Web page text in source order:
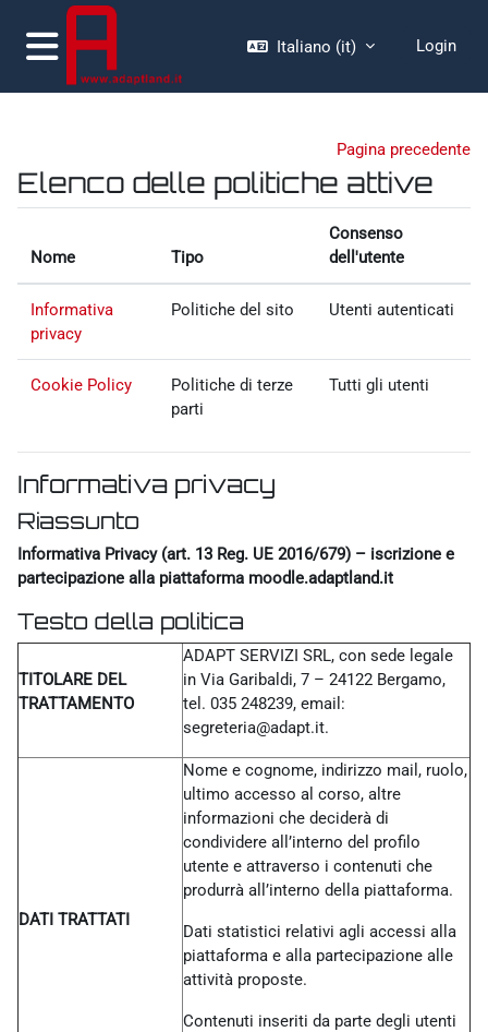
Vai al contenuto principale
Pannello laterale
Italiano ‎(it)‎ Login
Pagina precedente
Elenco delle politiche attive
Nome Tipo
Consenso
dell'utente
Informativa
privacy
Politiche del sito Utenti autenticati
Cookie Policy
Politiche di terze
parti
Tutti gli utenti
Informativa privacy
Riassunto
Informativa Privacy (art. 13 Reg. UE 2016/679) – iscrizione e
partecipazione alla piattaforma moodle.adaptland.it
Testo della politica
TITOLARE DEL
TRATTAMENTO
ADAPT SERVIZI SRL, con sede legale
in Via Garibaldi, 7 – 24122 Bergamo,
tel. 035 248239, email:
segreteria@adapt.it.
DATI TRATTATI
Nome e cognome, indirizzo mail, ruolo,
ultimo accesso al corso, altre
informazioni che deciderà di
condividere all’interno del profilo
utente e attraverso i contenuti che
produrrà all’interno della piattaforma.
Dati statistici relativi agli accessi alla
piattaforma e alla partecipazione alle
attività proposte.
Contenuti inseriti da parte degli utenti